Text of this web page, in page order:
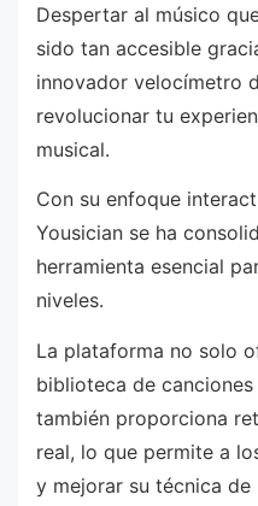
Despertar al músico
sido tan accesible
innovador velocímetro
revolucionar tu
musical.
Con su enfoque
Yousician se ha
herramienta esencial
niveles.
La plataforma no solo
biblioteca de
también proporciona
real, lo que permite a
y mejorar su técnica de